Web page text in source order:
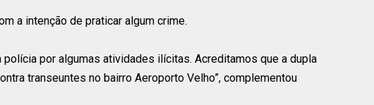
a intenção de praticar algum crime.
por algumas atividades ilícitas. Acreditamos que a dupla
transeuntes no bairro Aeroporto Velho”, complementou